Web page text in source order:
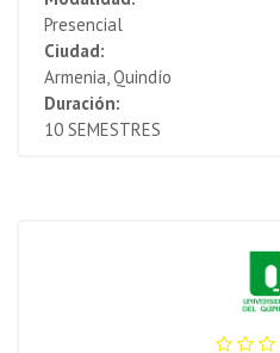
Presencial
Ciudad:
Armenia, Quindío
Duración:
10 SEMESTRES